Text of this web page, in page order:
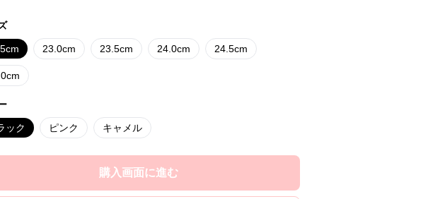
23.0cm 23.5cm 24.0cm 24.5cm
ック ピンク キャメル
購入画面に進む